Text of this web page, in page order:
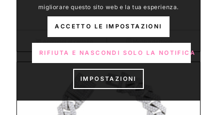
originale
era:
110,00€.
attuale
è:
77,00€.
Aggiungi al carrello Mostra dettagli
migliorare questo sito web e la tua esperienza.
ACCETTO LE IMPOSTAZIONI
RIFIUTA E NASCONDI SOLO LA NOTIFICA
IMPOSTAZIONI